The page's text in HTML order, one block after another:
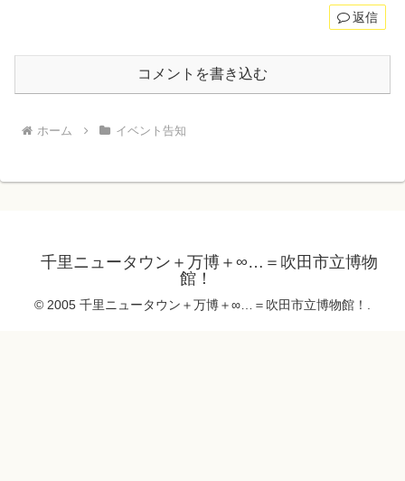
返信
コメントを書き込む
ホーム イベント告知
千里ニュータウン＋万博＋∞…＝吹田市立博物
館！
© 2005 千里ニュータウン＋万博＋∞…＝吹田市立博物館！.